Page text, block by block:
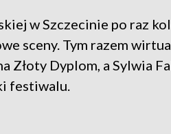
w Szczecinie po raz
sceny. Tym razem
Złoty Dyplom, a Sylwia
festiwalu.